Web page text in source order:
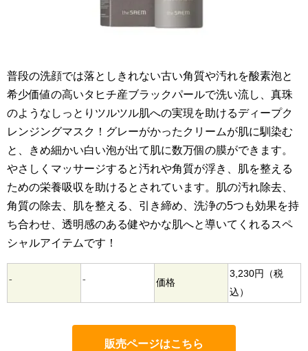
普段の洗顔では落としきれない古い角質や汚れを酸素泡と
希少価値の高いタヒチ産ブラックパールで洗い流し、真珠
のようなしっとりツルツル肌への実現を助けるディープク
レンジングマスク！グレーがかったクリームが肌に馴染む
と、きめ細かい白い泡が出て肌に数万個の膜ができます。
やさしくマッサージすると汚れや角質が浮き、肌を整える
ための栄養吸収を助けるとされています。肌の汚れ除去、
角質の除去、肌を整える、引き締め、洗浄の5つも効果を持
ち合わせ、透明感のある健やかな肌へと導いてくれるスペ
シャルアイテムです！
⁻ ⁻ 価格
3,230円（税
込）
販売ページはこちら